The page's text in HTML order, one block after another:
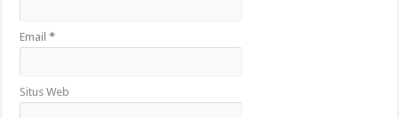
Email*
Situs Web